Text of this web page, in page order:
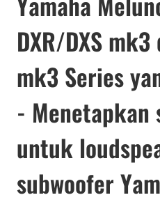
DXR/DXS mk3
mk3 Series
- Menetapkan
untuk
subwoofer